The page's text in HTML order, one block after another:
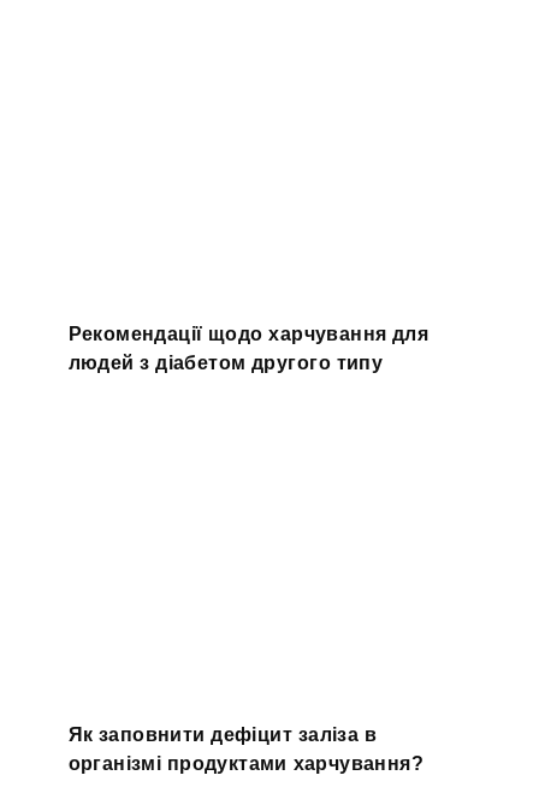
Рекомендації щодо харчування для
людей з діабетом другого типу
Як заповнити дефіцит заліза в
організмі продуктами харчування?